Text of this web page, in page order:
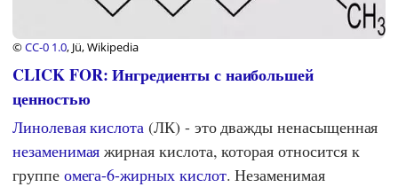
©CC-0 1.0, Jü, Wikipedia
CLICK FOR: Ингредиенты с наибольшей
ценностью
Линолевая кислота (ЛК) - это дважды ненасыщенная
незаменимая жирная кислота, которая относится к
группе омега-6-жирных кислот. Незаменимая